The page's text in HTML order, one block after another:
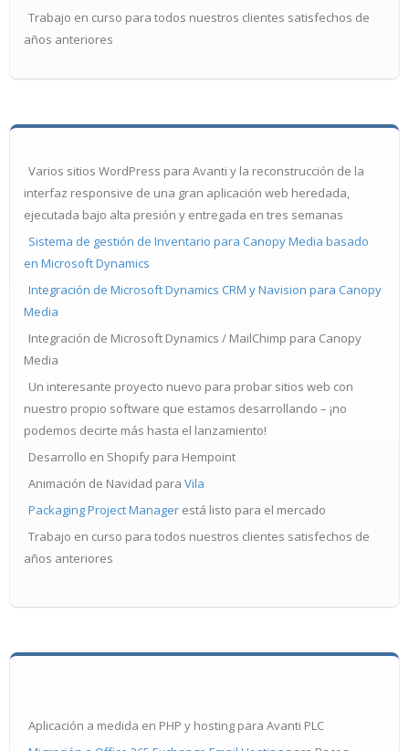
Trabajo en curso para todos nuestros clientes satisfechos de
años anteriores
Varios sitios WordPress para Avanti y la reconstrucción de la
interfaz responsive de una gran aplicación web heredada,
ejecutada bajo alta presión y entregada en tres semanas
Sistema de gestión de Inventario para Canopy Media basado
en Microsoft Dynamics
Integración de Microsoft Dynamics CRM y Navision para Canopy
Media
Integración de Microsoft Dynamics / MailChimp para Canopy
Media
Un interesante proyecto nuevo para probar sitios web con
nuestro propio software que estamos desarrollando – ¡no
podemos decirte más hasta el lanzamiento!
Desarrollo en Shopify para Hempoint
Animación de Navidad para Vila
Packaging Project Manager está listo para el mercado
Trabajo en curso para todos nuestros clientes satisfechos de
años anteriores
Aplicación a medida en PHP y hosting para Avanti PLC